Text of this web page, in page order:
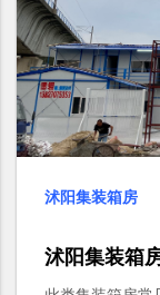
沭阳集装箱房
沭阳集装箱